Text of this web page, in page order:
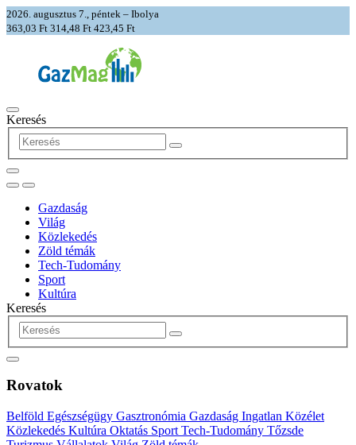
2026. augusztus 7., péntek – Ibolya
363,03 Ft 314,48 Ft 423,45 Ft
Keresés
Gazdaság
Világ
Közlekedés
Zöld témák
Tech-Tudomány
Sport
Kultúra
Keresés
Rovatok
Belföld Egészségügy Gasztronómia Gazdaság Ingatlan Közélet
Közlekedés Kultúra Oktatás Sport Tech-Tudomány Tőzsde